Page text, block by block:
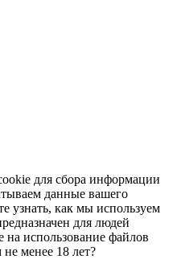
для сбора информации
данные вашего
узнать, как мы используем
для людей
на использование файлов
менее 18 лет?